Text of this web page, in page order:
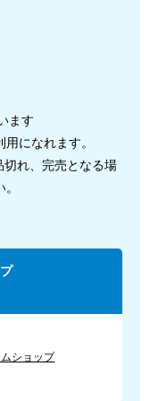
ます
になれます。
れ、完売となる場
ショップ